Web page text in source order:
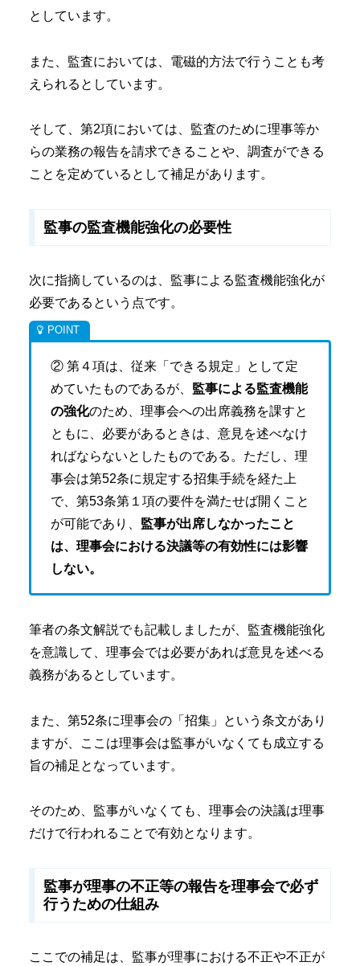
としています。
また、監査においては、電磁的方法で行うことも考
えられるとしています。
そして、第2項においては、監査のために理事等か
らの業務の報告を請求できることや、調査ができる
ことを定めているとして補足があります。
監事の監査機能強化の必要性
次に指摘しているのは、監事による監査機能強化が
必要であるという点です。
② 第４項は、従来「できる規定」として定
めていたものであるが、 監事による監査機能
の強化のため、理事会への出席義務を課すと
ともに、必要があるときは、意見を述べなけ
ればならないとしたものである。ただし、理
事会は第52条に規定する招集手続を経た上
で、第53条第１項の要件を満たせば開くこと
が可能であり、 監事が出席しなかったこと
は、理事会における決議等の有効性には影響
しない。
筆者の条文解説でも記載しましたが、監査機能強化
を意識して、理事会では必要があれば意見を述べる
義務があるとしています。
また、第52条に理事会の「招集」という条文があり
ますが、ここは理事会は監事がいなくても成立する
旨の補足となっています。
そのため、監事がいなくても、理事会の決議は理事
だけで行われることで有効となります。
監事が理事の不正等の報告を理事会で必ず
行うための仕組み
ここでの補足は、監事が理事における不正や不正が